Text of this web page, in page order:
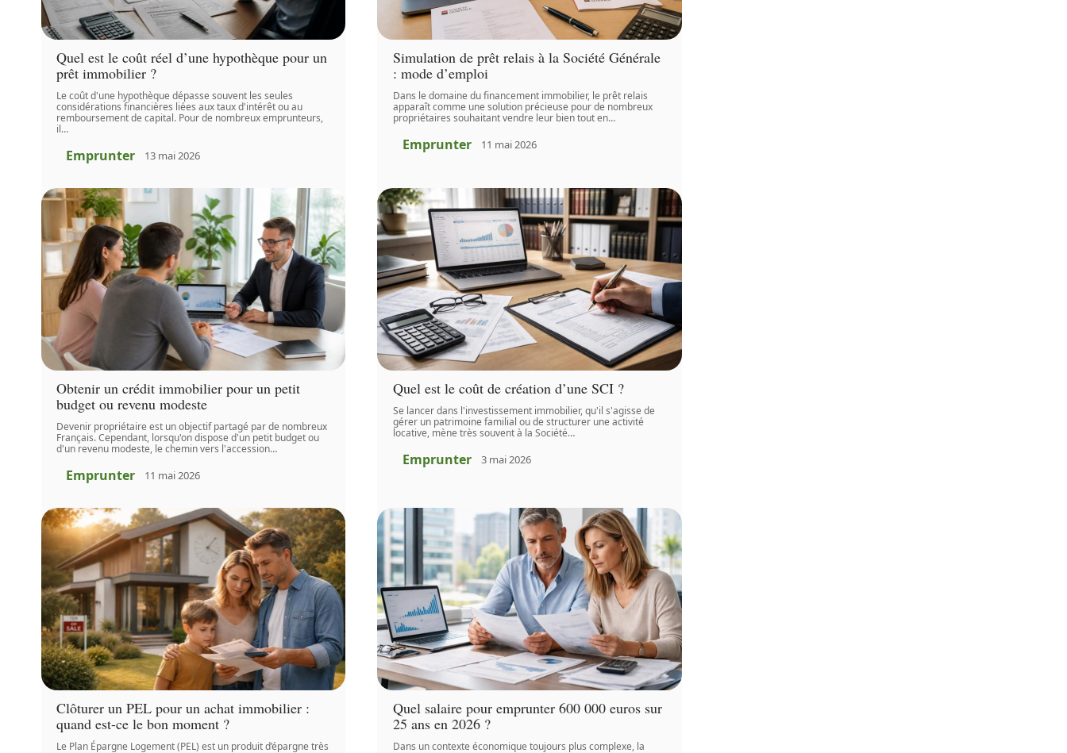
Quel est le coût réel d’une hypothèque pour un
prêt immobilier ?
Le coût d'une hypothèque dépasse souvent les seules
considérations financières liées aux taux d'intérêt ou au
remboursement de capital. Pour de nombreux emprunteurs,
il…
Emprunter 13 mai 2026
Simulation de prêt relais à la Société Générale
: mode d’emploi
Dans le domaine du financement immobilier, le prêt relais
apparaît comme une solution précieuse pour de nombreux
propriétaires souhaitant vendre leur bien tout en…
Emprunter 11 mai 2026
Obtenir un crédit immobilier pour un petit
budget ou revenu modeste
Devenir propriétaire est un objectif partagé par de nombreux
Français. Cependant, lorsqu'on dispose d'un petit budget ou
d'un revenu modeste, le chemin vers l'accession…
Emprunter 11 mai 2026
Quel est le coût de création d’une SCI ?
Se lancer dans l'investissement immobilier, qu'il s'agisse de
gérer un patrimoine familial ou de structurer une activité
locative, mène très souvent à la Société…
Emprunter 3 mai 2026
Clôturer un PEL pour un achat immobilier :
quand est-ce le bon moment ?
Le Plan Épargne Logement (PEL) est un produit d’épargne très
Quel salaire pour emprunter 600 000 euros sur
25 ans en 2026 ?
Dans un contexte économique toujours plus complexe, la